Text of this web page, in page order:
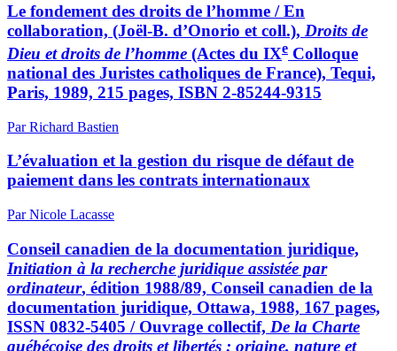
Le fondement des droits de l’homme / En
collaboration, (Joël-B. d’Onorio et coll.), Droits de
Dieu et droits de l’homme (Actes du IXe Colloque
national des Juristes catholiques de France), Tequi,
Paris, 1989, 215 pages, ISBN 2-85244-9315
Par Richard Bastien
L’évaluation et la gestion du risque de défaut de
paiement dans les contrats internationaux
Par Nicole Lacasse
Conseil canadien de la documentation juridique,
Initiation à la recherche juridique assistée par
ordinateur, édition 1988/89, Conseil canadien de la
documentation juridique, Ottawa, 1988, 167 pages,
ISSN 0832-5405 / Ouvrage collectif, De la Charte
québécoise des droits et libertés : origine, nature et